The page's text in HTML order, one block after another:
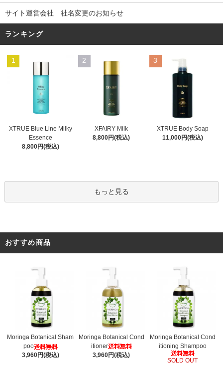
サイト運営会社 社名変更のお知らせ
ランキング
1
XTRUE Blue Line Milky
Essence
8,800円(税込)
2
XFAIRY Milk
8,800円(税込)
3
XTRUE Body Soap
11,000円(税込)
もっと見る
おすすめ商品
Moringa Botanical Sham
poo
3,960円(税込)
Moringa Botanical Cond
itioner
3,960円(税込)
Moringa Botanical Cond
itioning Shampoo
SOLD OUT